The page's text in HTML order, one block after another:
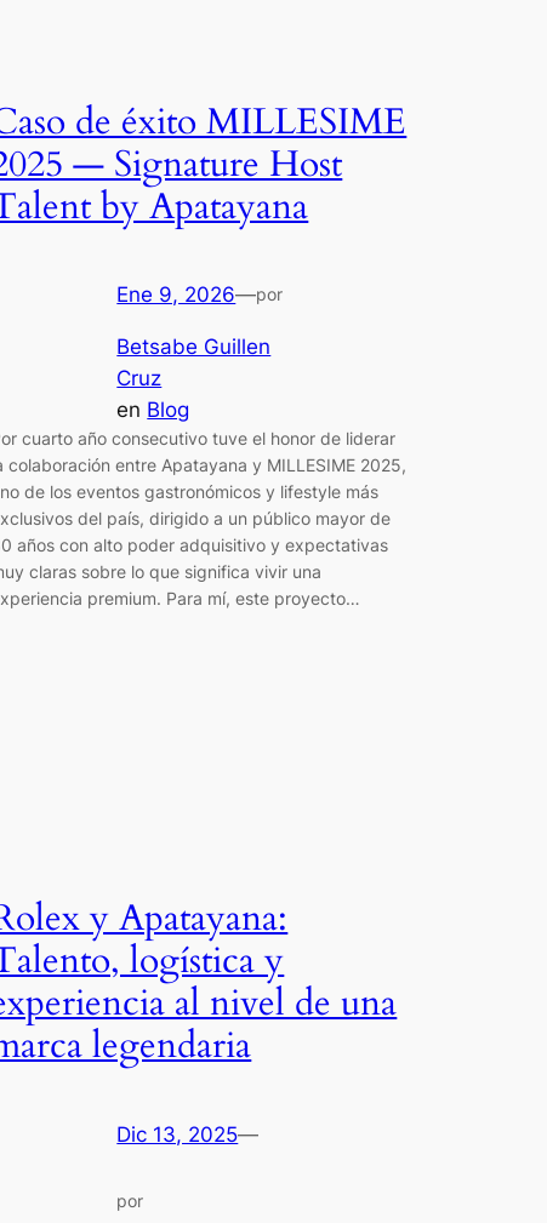
de éxito MILLESIME
— Signature Host
by Apatayana
Ene 9, 2026—por
Betsabe Guillen
Cruz
en Blog
cuarto año consecutivo tuve el honor de liderar
colaboración entre Apatayana y MILLESIME 2025,
de los eventos gastronómicos y lifestyle más
del país, dirigido a un público mayor de
años con alto poder adquisitivo y expectativas
claras sobre lo que significa vivir una
premium. Para mí, este proyecto…
y Apatayana:
logística y
al nivel de una
legendaria
Dic 13, 2025—
por